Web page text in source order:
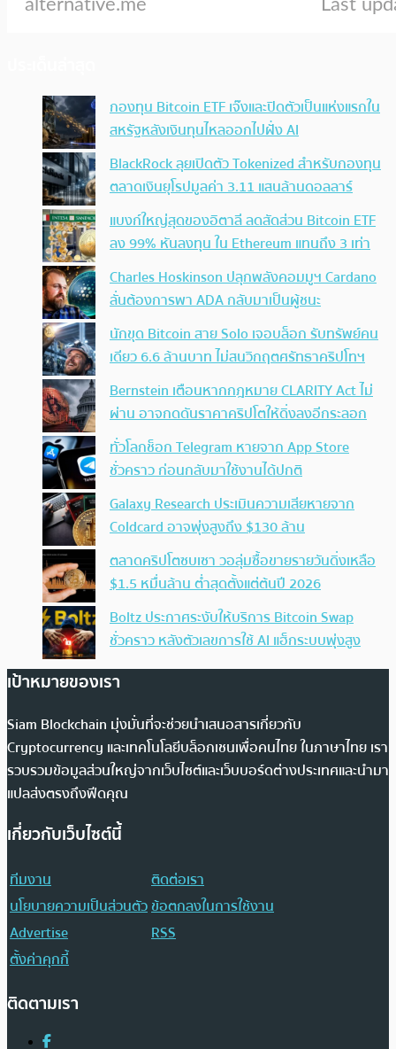
กองทุน Bitcoin ETF เจ๊งและปิดตัวเป็นแห่งแรกใน
สหรัฐหลังเงินทุนไหลออกไปฝั่ง AI
BlackRock ลุยเปิดตัว Tokenized สำหรับกองทุน
ตลาดเงินยุโรปมูลค่า 3.11 แสนล้านดอลลาร์
แบงก์ใหญ่สุดของอิตาลี ลดสัดส่วน Bitcoin ETF
ลง 99% หันลงทุน ใน Ethereum แทนถึง 3 เท่า
Charles Hoskinson ปลุกพลังคอมมูฯ Cardano
ลั่นต้องการพา ADA กลับมาเป็นผู้ชนะ
นักขุด Bitcoin สาย Solo เจอบล็อก รับทรัพย์คน
เดียว 6.6 ล้านบาท ไม่สนวิกฤตศรัทธาคริปโทฯ
Bernstein เตือนหากกฎหมาย CLARITY Act ไม่
ผ่าน อาจกดดันราคาคริปโตให้ดิ่งลงอีกระลอก
ทั่วโลกช็อก Telegram หายจาก App Store
ชั่วคราว ก่อนกลับมาใช้งานได้ปกติ
Galaxy Research ประเมินความเสียหายจาก
Coldcard อาจพุ่งสูงถึง $130 ล้าน
ตลาดคริปโตซบเซา วอลุ่มซื้อขายรายวันดิ่งเหลือ
$1.5 หมื่นล้าน ต่ำสุดตั้งแต่ต้นปี 2026
Boltz ประกาศระงับให้บริการ Bitcoin Swap
ชั่วคราว หลังตัวเลขการใช้ AI แฮ็กระบบพุ่งสูง
เป้าหมายของเรา
Siam Blockchain มุ่งมั่นที่จะช่วยนำเสนอสารเกี่ยวกับ
Cryptocurrency และเทคโนโลยีบล็อกเชนเพื่อคนไทย ในภาษาไทย เรา
รวบรวมข้อมูลส่วนใหญ่จากเว็บไซต์และเว็บบอร์ดต่างประเทศและนำมา
แปลส่งตรงถึงฟีดคุณ
เกี่ยวกับเว็บไซต์นี้
ทีมงาน
ติดต่อเรา
นโยบายความเป็นส่วนตัวข้อตกลงในการใช้งาน
Advertise
RSS
ตั้งค่าคุกกี้
ติดตามเรา